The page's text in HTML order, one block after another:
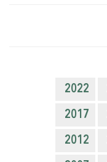
2022
2017
2012